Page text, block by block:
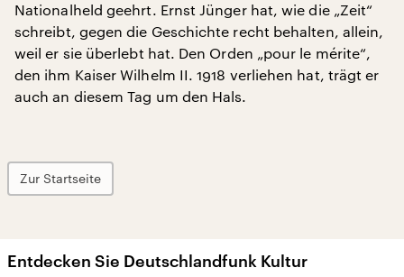
Nationalheld geehrt. Ernst Jünger hat, wie die „Zeit“
schreibt, gegen die Geschichte recht behalten, allein,
weil er sie überlebt hat. Den Orden „pour le mérite“,
den ihm Kaiser Wilhelm II. 1918 verliehen hat, trägt er
auch an diesem Tag um den Hals.
Zur Startseite
Entdecken Sie Deutschlandfunk Kultur